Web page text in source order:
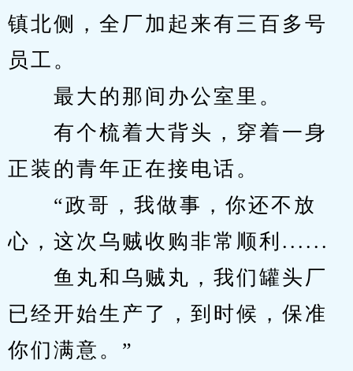
镇北侧，全厂加起来有三百多号
员工。
最大的那间办公室里。
有个梳着大背头，穿着一身
正装的青年正在接电话。
“政哥，我做事，你还不放
心，这次乌贼收购非常顺利......
鱼丸和乌贼丸，我们罐头厂
已经开始生产了，到时候，保准
你们满意。”